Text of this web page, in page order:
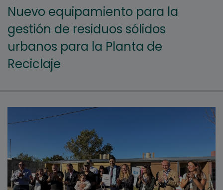
Nuevo equipamiento para la
gestión de residuos sólidos
urbanos para la Planta de
Reciclaje